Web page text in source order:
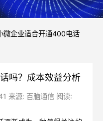
企业适合开通400电话
吗？成本效益分析
来源: 百脑通信 阅读: